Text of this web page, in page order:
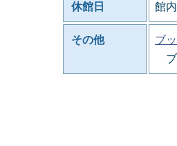
休館日 館
その他
ブ
ブ